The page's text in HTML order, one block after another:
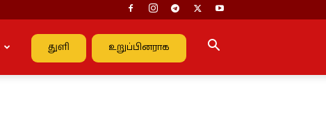
துளி உறுப்பினராக